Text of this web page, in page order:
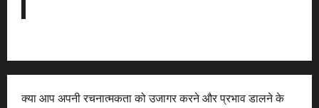
क्या आप अपनी रचनात्मकता को उजागर करने और प्रभाव डालने के